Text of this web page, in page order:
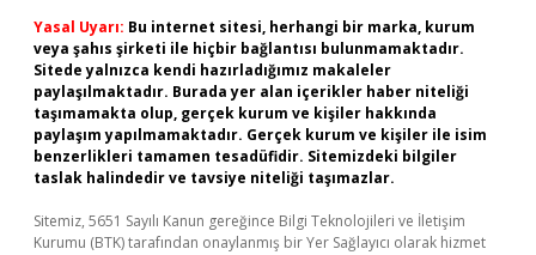
Yasal Uyarı: Bu internet sitesi, herhangi bir marka, kurum
veya şahıs şirketi ile hiçbir bağlantısı bulunmamaktadır.
Sitede yalnızca kendi hazırladığımız makaleler
paylaşılmaktadır. Burada yer alan içerikler haber niteliği
taşımamakta olup, gerçek kurum ve kişiler hakkında
paylaşım yapılmamaktadır. Gerçek kurum ve kişiler ile isim
benzerlikleri tamamen tesadüfidir. Sitemizdeki bilgiler
taslak halindedir ve tavsiye niteliği taşımazlar.
Sitemiz, 5651 Sayılı Kanun gereğince Bilgi Teknolojileri ve İletişim
Kurumu (BTK) tarafından onaylanmış bir Yer Sağlayıcı olarak hizmet